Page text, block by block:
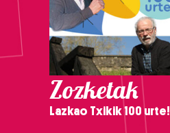
Zozketak
Lazkao Txikik 100 urte!